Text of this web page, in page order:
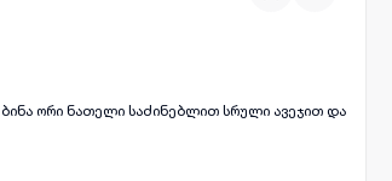
all-photos+(7)
ორი ნათელი საძინებლით სრული ავეჯით და